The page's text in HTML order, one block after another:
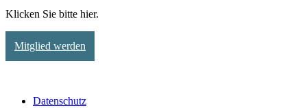
Klicken Sie bitte hier.
Mitglied werden
Datenschutz